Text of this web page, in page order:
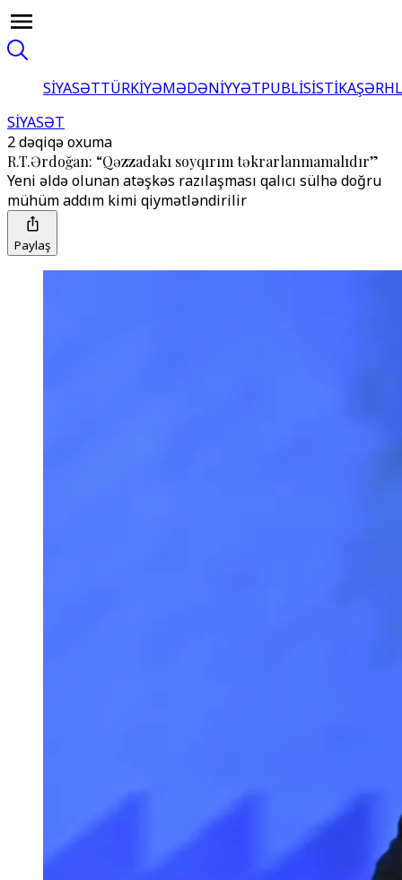
SİYASƏTTÜRKİYƏMƏDƏNİYYƏTPUBLİSİSTİKA
SİYASƏT
2 dəqiqə oxuma
R.T.Ərdoğan: “Qəzzadakı soyqırım təkrarlanmamalıdır”
Yeni əldə olunan atəşkəs razılaşması qalıcı sülhə doğru
mühüm addım kimi qiymətləndirilir
Paylaş